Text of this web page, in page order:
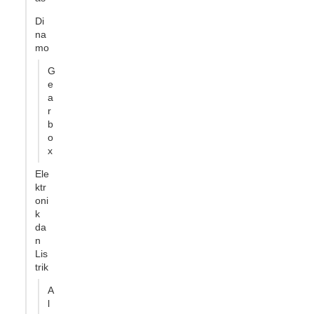
Di
na
mo
G
e
a
r
b
o
x
Ele
ktr
oni
k
da
n
Lis
trik
A
l